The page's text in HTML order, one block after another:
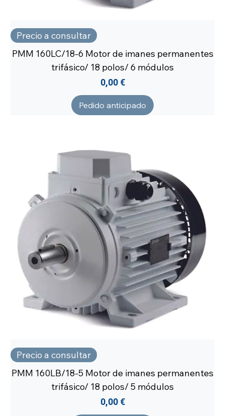
Precio a consultar
PMM 160LC/18-6 Motor de imanes permanentes
trifásico/ 18 polos/ 6 módulos
Precio
0,00 €
Pedido anticipado
Precio a consultar
PMM 160LB/18-5 Motor de imanes permanentes
trifásico/ 18 polos/ 5 módulos
Precio
0,00 €